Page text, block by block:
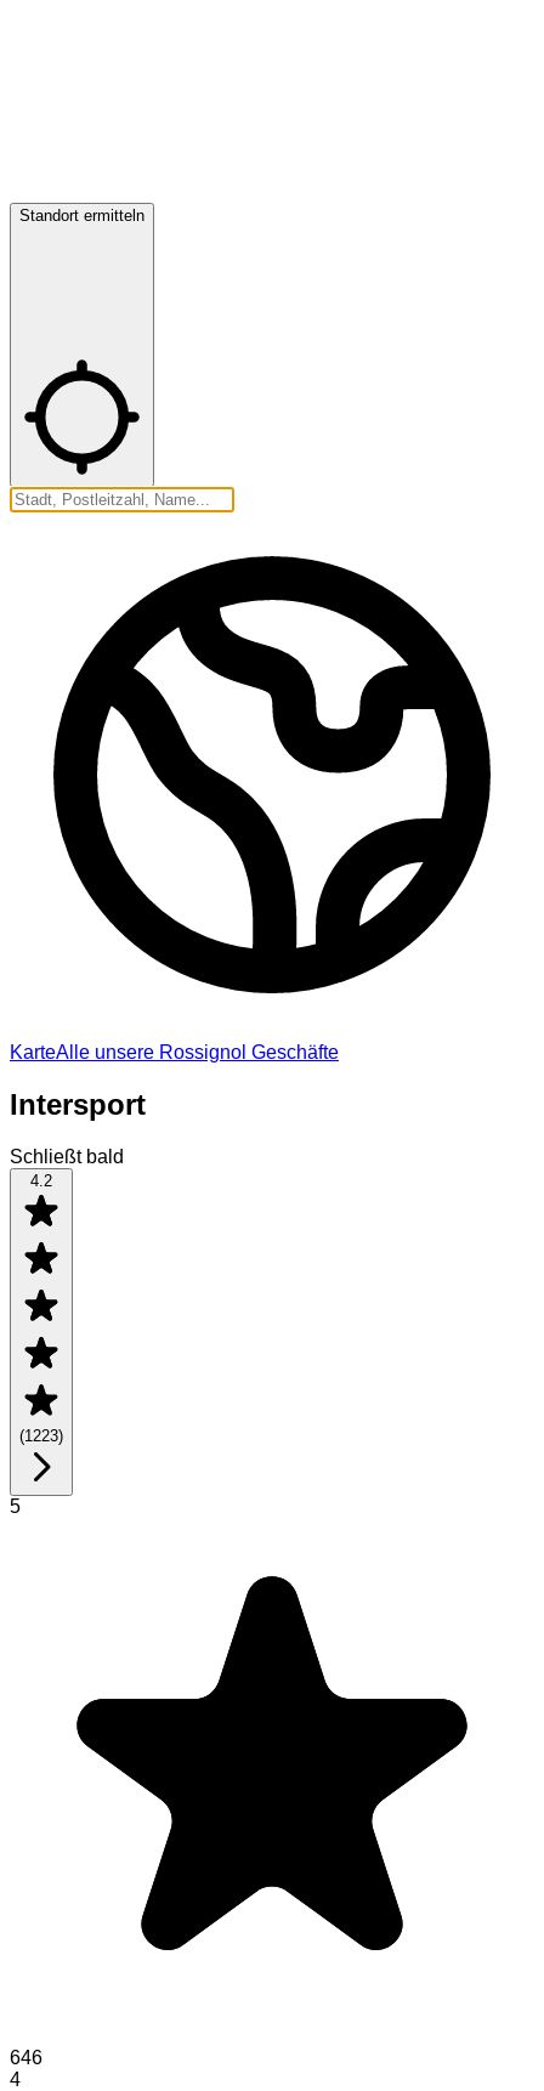
Standort ermitteln
KarteAlle unsere Rossignol Geschäfte
Intersport
Schließt bald
4.2
(1223)
5
646
4